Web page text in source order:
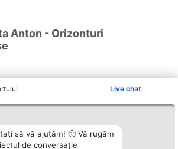
Live chat
să vă ajutăm! 🙂 Vă rugăm
de conversație
Anton - Orizonturi